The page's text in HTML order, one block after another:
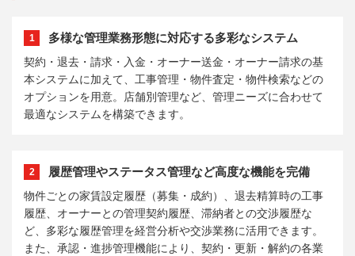
1 多様な管理業務形態に対応する多彩なシステム
契約・退去・請求・入金・オーナー送金・オーナー請求の基
本システムに加えて、工事管理・物件査定・物件検索などの
オプションを用意。店舗別管理など、管理ニーズに合わせて
最適なシステムを構築できます。
2 履歴管理やステータス管理など高度な機能を完備
物件ごとの家賃設定履歴（募集・成約）、退去精算時の工事
履歴、オーナーとの管理契約履歴、滞納者との交渉履歴な
ど、多彩な履歴管理を経営分析や交渉業務に活用できます。
また、承認・進捗管理機能により、契約・更新・解約の各業